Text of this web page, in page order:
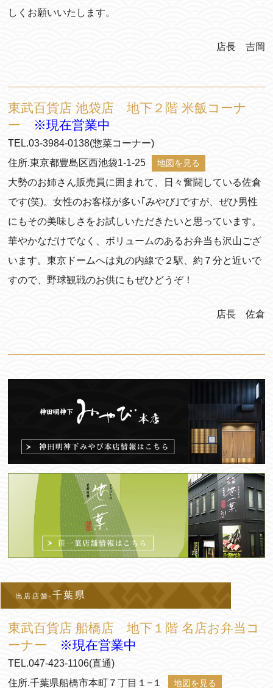
しくお願いいたします。
店長 吉岡
東武百貨店 池袋店 地下２階 米飯コーナ
ー
※現在営業中
TEL.03-3984-0138(惣菜コーナー)
住所.東京都豊島区西池袋1-1-25
地図を見る
大勢のお姉さん販売員に囲まれて、日々奮闘している佐倉
です(笑)。女性のお客様が多い｢みやび｣ですが、ぜひ男性
にもその美味しさをお試しいただきたいと思っています。
華やかなだけでなく、ボリュームのあるお弁当も沢山ござ
います。東京ドームへは丸の内線で２駅、約７分と近いで
すので、野球観戦のお供にもぜひどうぞ！
店長 佐倉
出店店舗-千葉県
東武百貨店 船橋店 地下１階 名店お弁当コ
ーナー
※現在営業中
TEL.047-423-1106(直通)
住所.千葉県船橋市本町７丁目１−１
地図を見る